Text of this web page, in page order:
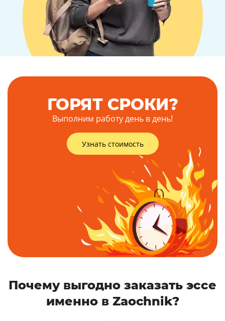
ГОРЯТ СРОКИ?
Выполним работу день в день!
Узнать стоимость
Почему выгодно заказать эссе
именно в Zaochnik?